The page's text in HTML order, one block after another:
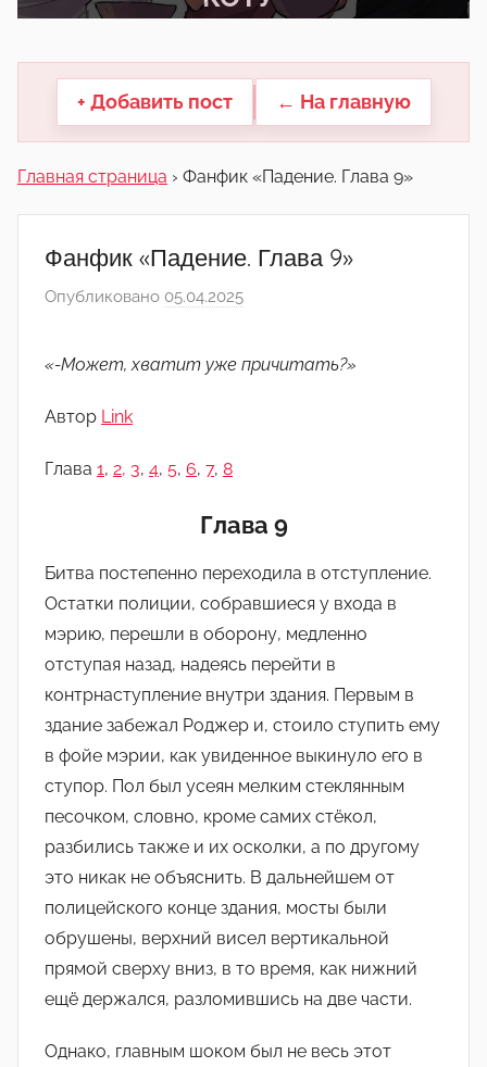
другие.
+ Добавить пост ← На главную
Главная страница › Фанфик «Падение. Глава 9»
Фанфик «Падение. Глава 9»
Опубликовано 05.04.2025
о
i
k
«-Может, хватит уже причитать?»
Автор Link
Глава 1, 2, 3, 4, 5, 6, 7, 8
Глава 9
Битва постепенно переходила в отступление.
Остатки полиции, собравшиеся у входа в
мэрию, перешли в оборону, медленно
отступая назад, надеясь перейти в
контрнаступление внутри здания. Первым в
здание забежал Роджер и, стоило ступить ему
в фойе мэрии, как увиденное выкинуло его в
ступор. Пол был усеян мелким стеклянным
песочком, словно, кроме самих стëкол,
разбились также и их осколки, а по другому
это никак не объяснить. В дальнейшем от
полицейского конце здания, мосты были
обрушены, верхний висел вертикальной
прямой сверху вниз, в то время, как нижний
ещë держался, разломившись на две части.
Однако, главным шоком был не весь этот